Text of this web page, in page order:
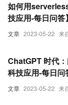
文章 2023-05-22 来
如何用
技应用-每日问答】
文章 2023-05-22 来
ChatGPT 时代
科技应用-每日问